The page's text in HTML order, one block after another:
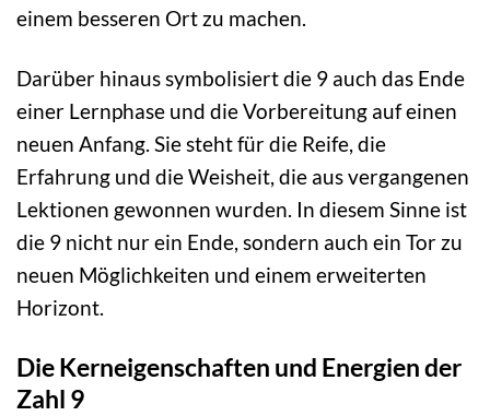
einem besseren Ort zu machen.
Darüber hinaus symbolisiert die 9 auch das Ende
einer Lernphase und die Vorbereitung auf einen
neuen Anfang. Sie steht für die Reife, die
Erfahrung und die Weisheit, die aus vergangenen
Lektionen gewonnen wurden. In diesem Sinne ist
die 9 nicht nur ein Ende, sondern auch ein Tor zu
neuen Möglichkeiten und einem erweiterten
Horizont.
Die Kerneigenschaften und Energien der
Zahl 9